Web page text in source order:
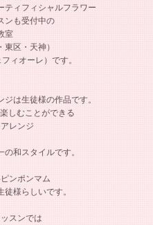
ティフィシャルフラワー
ンも受付中の
室
東区・天神）
ィオーレ）です。
は生徒様の作品です。
しむことができる
レンジ
和スタイルです。
ンポンマム
様らしいです。
スンでは